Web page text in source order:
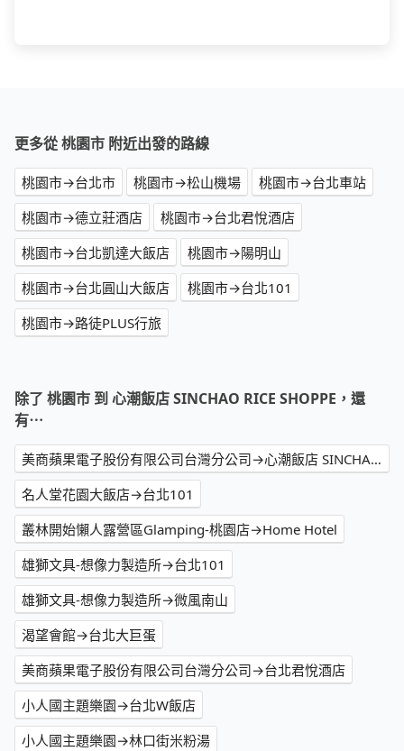
更多從 桃園市 附近出發的路線
桃園市→台北市 桃園市→松山機場
桃園市→台北車站
桃園市→德立莊酒店
桃園市→台北君悅酒店
桃園市→台北凱達大飯店
桃園市→陽明山
桃園市→台北圓山大飯店
桃園市→台北101
桃園市→路徒PLUS行旅
除了 桃園市 到 心潮飯店 SINCHAO RICE SHOPPE，還
有⋯
美商蘋果電子股份有限公司台灣分公司→心潮飯店 SINCHAO RICE SHOPPE
名人堂花園大飯店→台北101
叢林開始懶人露營區Glamping-桃園店→Home Hotel
雄獅文具-想像力製造所→台北101
雄獅文具-想像力製造所→微風南山
渴望會館→台北大巨蛋
美商蘋果電子股份有限公司台灣分公司→台北君悅酒店
小人國主題樂園→台北W飯店
小人國主題樂園→林口街米粉湯